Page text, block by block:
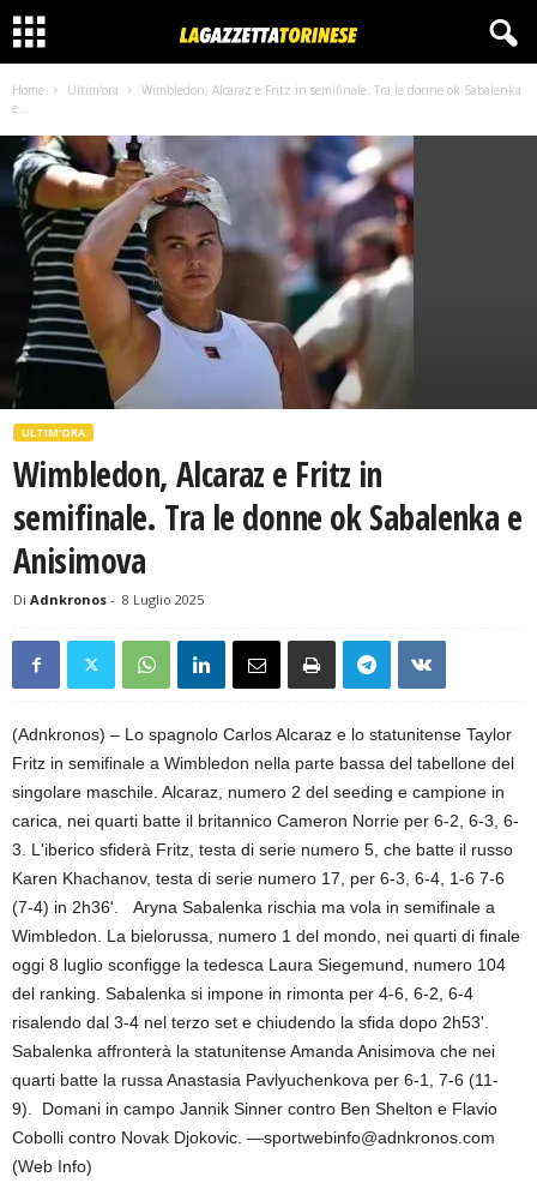
Home Ultim'ora
Wimbledon, Alcaraz e Fritz in semifinale. Tra le donne ok Sabalenka
e...
ULTIM'ORA
Wimbledon, Alcaraz e Fritz in
semifinale. Tra le donne ok Sabalenka e
Anisimova
Di Adnkronos - 8 Luglio 2025
(Adnkronos) – Lo spagnolo Carlos Alcaraz e lo statunitense Taylor
Fritz in semifinale a Wimbledon nella parte bassa del tabellone del
singolare maschile. Alcaraz, numero 2 del seeding e campione in
carica, nei quarti batte il britannico Cameron Norrie per 6-2, 6-3, 6-
3. L'iberico sfiderà Fritz, testa di serie numero 5, che batte il russo
Karen Khachanov, testa di serie numero 17, per 6-3, 6-4, 1-6 7-6
(7-4) in 2h36'. Aryna Sabalenka rischia ma vola in semifinale a
Wimbledon. La bielorussa, numero 1 del mondo, nei quarti di finale
oggi 8 luglio sconfigge la tedesca Laura Siegemund, numero 104
del ranking. Sabalenka si impone in rimonta per 4-6, 6-2, 6-4
risalendo dal 3-4 nel terzo set e chiudendo la sfida dopo 2h53'.
Sabalenka affronterà la statunitense Amanda Anisimova che nei
quarti batte la russa Anastasia Pavlyuchenkova per 6-1, 7-6 (11-
9). Domani in campo Jannik Sinner contro Ben Shelton e Flavio
Cobolli contro Novak Djokovic. —sportwebinfo@adnkronos.com
(Web Info)